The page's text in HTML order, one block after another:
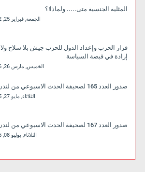
المثلية الجنسية متى..... ولماذا!؟
الجمعة, فبراير 25, 2022
قرار الحرب وإعداد الدول للحرب جيش بلا سلاح ولا
إرادة في قبضة السياسة
الخميس, مارس 26, 2026
صدور العدد 165 لصحيفة الحدث الاسبوعي من لندن
الثلاثاء, مايو 27, 2025
صدور العدد 167 لصحيفة الحدث الاسبوعي من لندن
الثلاثاء, يوليو 08, 2025